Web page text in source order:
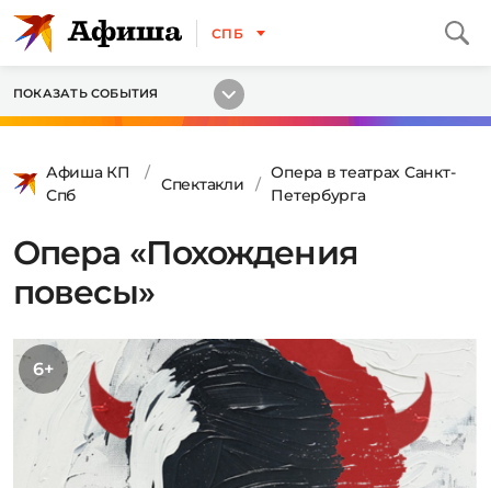
СПБ
ПОКАЗАТЬ СОБЫТИЯ
Афиша КП
Спб
Спектакли
Опера в театрах Санкт-
Петербурга
Опера «Похождения
повесы»
6+